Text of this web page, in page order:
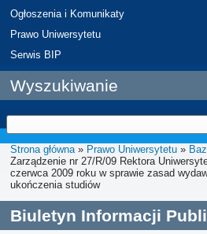
Ogłoszenia i Komunikaty
Prawo Uniwersytetu
Serwis BIP
Wyszukiwanie
Strona główna» Prawo Uniwersytetu »
Zarządzenie nr 27/R/09 Rektora
czerwca 2009 roku w sprawie zasad
ukończenia studiów
Biuletyn Informacji